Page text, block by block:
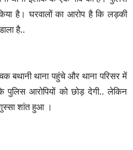
है। घरवालों का आरोप है कि लड़की
है..
बथानी थाना पहुंचे और थाना परिसर में
पुलिस आरोपियों को छोड़ देगी.. लेकिन
शांत हुआ ।